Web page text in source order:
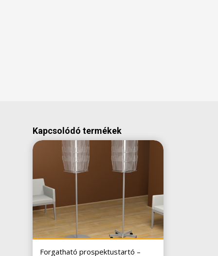
Kapcsolódó termékek
Forgatható prospektustartó –